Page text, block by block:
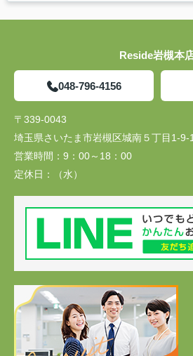
Reside岩槻本
048-796-4156
〒339-0043
埼玉県さいたま市岩槻区城南５丁目1-9-
営業時間： 9：00～18：00
定休日：
（水）